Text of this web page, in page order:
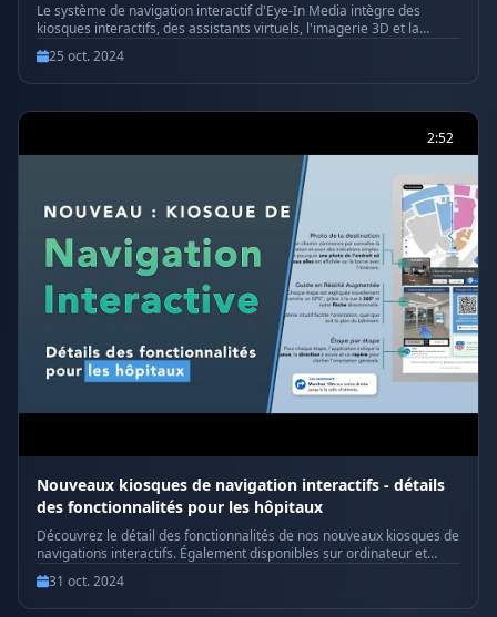
Le système de navigation interactif d'Eye-In Media intègre des
kiosques interactifs, des assistants virtuels, l'imagerie 3D et la
réalité augmentée. Scannez un code QR ou utilisez votre mobile
pour une navigation étape par étape, améliorant l'expérience des
patients, visiteurs et employés avec des directions intuitives et
#SystèmeDeNavigation #KiosquesInteractifs #AssistantsVirtuels
#ExpériencePatient #ExpérienceVisiteur #EfficacitéEmployés
#DirectionsIntuitives #NavigationIntelligente #CodesQR
#NavigationMobile #EyeInMedia #NavigationDigitale
25 oct. 2024
2:52
Nouveaux kiosques de navigation interactifs - détails
des fonctionnalités pour les hôpitaux
Découvrez le détail des fonctionnalités de nos nouveaux kiosques de
navigations interactifs. Également disponibles sur ordinateur et
application mobile. Répertoire complet des services et unités de
soins, recherche avec mots-clés, Guide en réalité augmentée étape
par étape, plan interactif, codes QR, aperçu de la destination,
31 oct. 2024